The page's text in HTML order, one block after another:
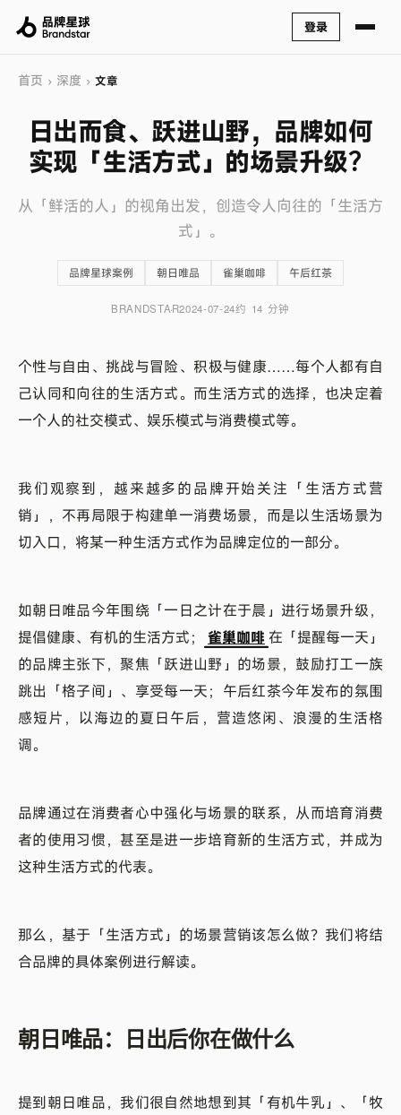
登录
首页 › 深度 › 文章
日出而食、跃进山野，品牌如何
实现「生活方式」的场景升级？
从「鲜活的人」的视角出发，创造令人向往的「生活方
式」。
品牌星球案例 朝日唯品 雀巢咖啡 午后红茶
BRANDSTAR2024-07-24约 14 分钟
个性与自由、挑战与冒险、积极与健康……每个人都有自
己认同和向往的生活方式。而生活方式的选择，也决定着
一个人的社交模式、娱乐模式与消费模式等。
我们观察到，越来越多的品牌开始关注「生活方式营
销」，不再局限于构建单一消费场景，而是以生活场景为
切入口，将某一种生活方式作为品牌定位的一部分。
如朝日唯品今年围绕「一日之计在于晨」进行场景升级，
提倡健康、有机的生活方式；
雀巢咖啡 在「提醒每一天」
的品牌主张下，聚焦「跃进山野」的场景，鼓励打工一族
跳出「格子间」、享受每一天；午后红茶今年发布的氛围
感短片，以海边的夏日午后，营造悠闲、浪漫的生活格
调。
品牌通过在消费者心中强化与场景的联系，从而培育消费
者的使用习惯，甚至是进一步培育新的生活方式，并成为
这种生活方式的代表。
那么，基于「生活方式」的场景营销该怎么做？我们将结
合品牌的具体案例进行解读。
朝日唯品：日出后你在做什么
提到朝日唯品，我们很自然地想到其「有机牛乳」、「牧